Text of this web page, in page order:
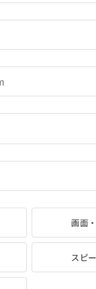
画面
スピ